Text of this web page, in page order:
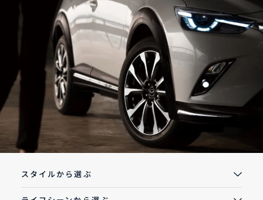
オーナーサポート
中古車
リコール情報
お問合せ/FAQ
企業・IR・採用
スタイルから選ぶ